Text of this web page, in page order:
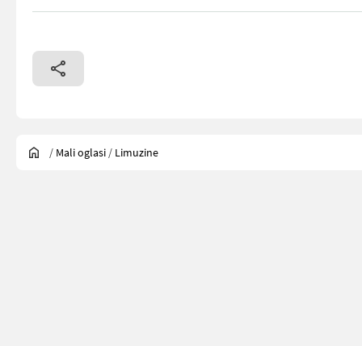
/ Mali oglasi / Limuzine